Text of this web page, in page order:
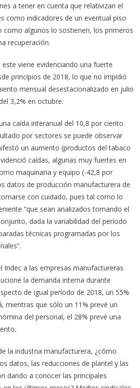
a tener en cuenta que relativizan el
como indicadores de un eventual piso
como algunos lo sostienen, los primeros
recuperación.
viene evidenciando una fuerte
principios de 2018, lo que no impidió
mensual desestacionalizado en julio
3,2% en octubre.
caída interanual del 10,8 por ciento.
por sectores se puede observar
un aumento (productos del tabaco
caídas, algunas muy fuertes en
maquinaria y equipo (-42,8 por
datos de producción manufacturera de
con cuidado, pues tal como lo
“que sean analizados tomando el
dada la variabilidad del período
técnicas programadas por los
Indec a las empresas manufactureras
la demanda interna durante
de igual período de 2018, un 55%
mientras que sólo un 11% prevé un
del personal, el 28% prevé una
la industria manufacturera, ¿cómo
datos, las reducciones de plantel y las
dando a conocer las principales